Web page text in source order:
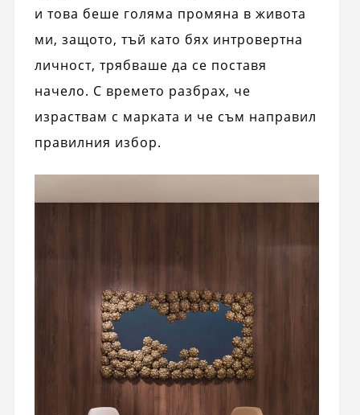
и това беше голяма промяна в живота
ми, защото, тъй като бях интровертна
личност, трябваше да се поставя
начело. С времето разбрах, че
израствам с марката и че съм направил
правилния избор.